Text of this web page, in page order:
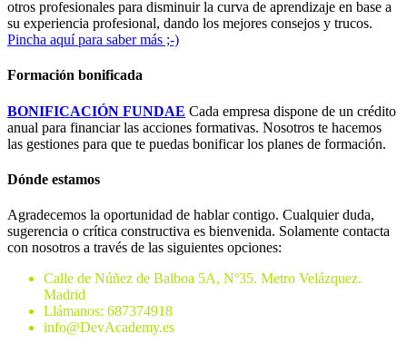
otros profesionales para disminuir la curva de aprendizaje en base a
su experiencia profesional, dando los mejores consejos y trucos.
Pincha aquí para saber más ;-)
Formación bonificada
BONIFICACIÓN FUNDAE Cada empresa dispone de un crédito
anual para financiar las acciones formativas. Nosotros te hacemos
las gestiones para que te puedas bonificar los planes de formación.
Dónde estamos
Agradecemos la oportunidad de hablar contigo. Cualquier duda,
sugerencia o crítica constructiva es bienvenida. Solamente contacta
con nosotros a través de las siguientes opciones:
Calle de Núñez de Balboa 5A, Nº35. Metro Velázquez.
Madrid
Llámanos: 687374918
info@DevAcademy.es